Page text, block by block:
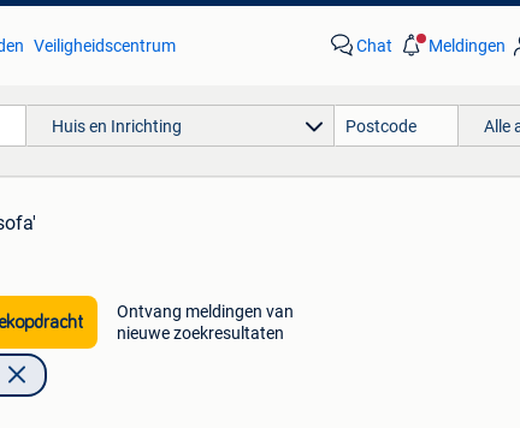
Veiligheidscentrum Chat Meldingen
Huis en Inrichting Alle
Ontvang meldingen van
nieuwe zoekresultaten